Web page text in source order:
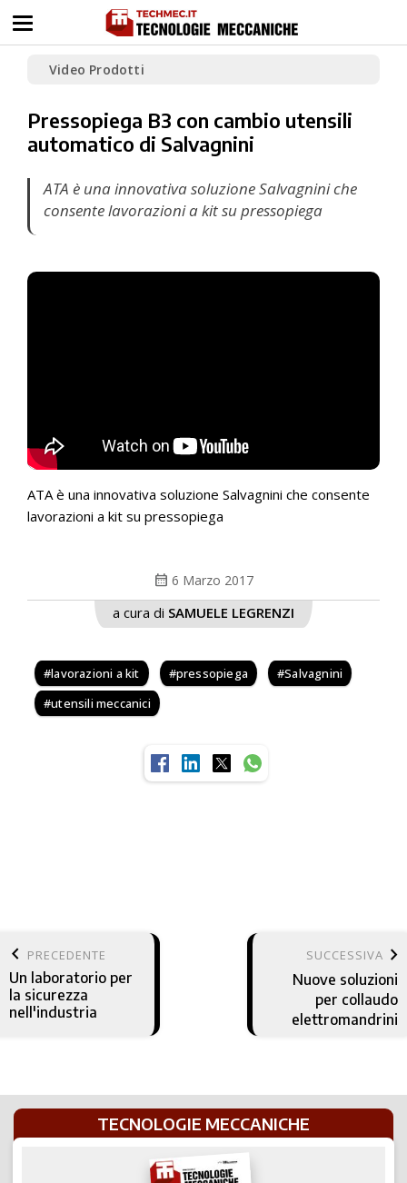
Video Prodotti
Pressopiega B3 con cambio utensili
automatico di Salvagnini
ATA è una innovativa soluzione Salvagnini che
consente lavorazioni a kit su pressopiega
ATA è una innovativa soluzione Salvagnini che consente
lavorazioni a kit su pressopiega
calendar_month 6 Marzo 2017
a cura di SAMUELE LEGRENZI
lavorazioni a kit pressopiega
Salvagnini
utensili meccanici
keyboard_arrow_left PRECEDENTE
Un laboratorio per
la sicurezza
nell'industria
SUCCESSIVA keyboard_arrow_right
Nuove soluzioni
per collaudo
elettromandrini
TECNOLOGIE MECCANICHE